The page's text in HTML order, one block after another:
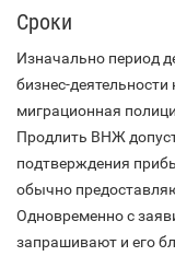
Сроки
Изначально период
бизнес-
миграционная
Продлить ВНЖ
подтверждения
обычно
Одновременно с
запрашивают и его